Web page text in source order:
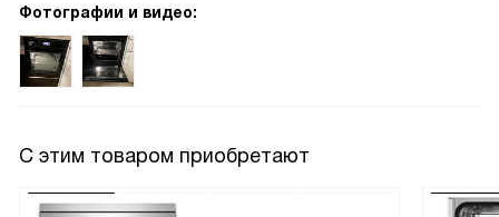
Теперь я могу готовить блюда, которые раньше казались
духовкой это стало возможным.
Фотографии и видео:
С этим товаром приобретают